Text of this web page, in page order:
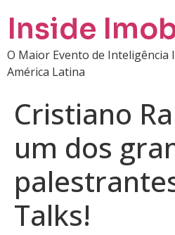
Inside
O Maior Evento de Inteligência
América Latina
Cristiano
um dos
Talks!